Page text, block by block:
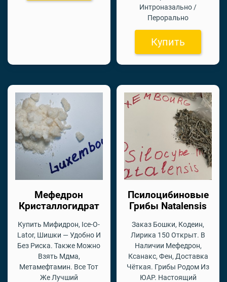
Интроназально /
Перорально
Купить
Мефедрон
Кристаллогидрат
Купить Мифидрон, Ice-O-
Lator, Шишки — Удобно И
Без Риска. Также Можно
Взять Мдма,
Метамефтамин. Все Тот
Же Лучший
Псилоцибиновые
Грибы Natalensis
Заказ Бошки, Кодеин,
Лирика 150 Открыт. В
Наличии Мефедрон,
Ксанакс, Фен, Доставка
Чёткая. Грибы Родом Из
ЮАР. Настоящий